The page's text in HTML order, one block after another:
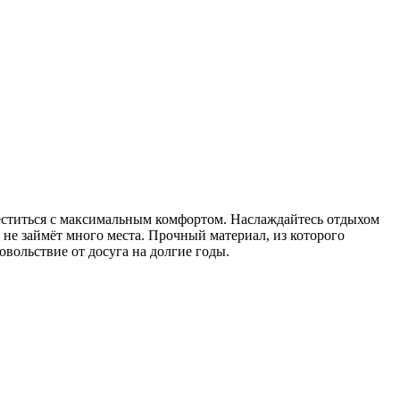
с максимальным комфортом. Наслаждайтесь отдыхом
займёт много места. Прочный материал, из которого
от досуга на долгие годы.